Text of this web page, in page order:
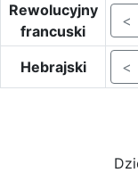
Rewolucyjny
francuski
<
Hebrajski <